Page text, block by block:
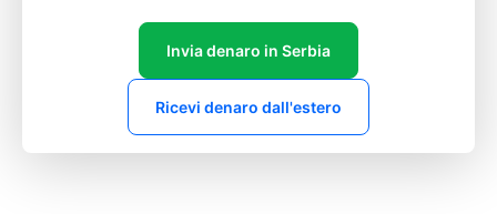
Invia denaro in Serbia
Ricevi denaro dall'estero